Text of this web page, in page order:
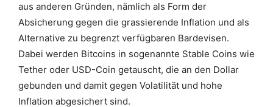
aus anderen Gründen, nämlich als Form der
Absicherung gegen die grassierende Inflation und als
Alternative zu begrenzt verfügbaren Bardevisen.
Dabei werden Bitcoins in sogenannte Stable Coins wie
Tether oder USD-Coin getauscht, die an den Dollar
gebunden und damit gegen Volatilität und hohe
Inflation abgesichert sind.